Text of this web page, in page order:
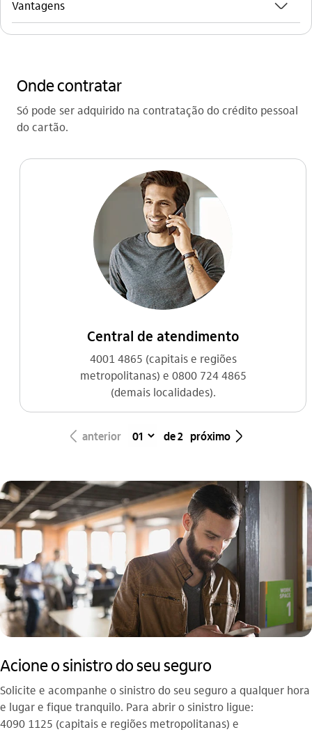
Vantagens seta_baixo
Onde contratar
Só pode ser adquirido na contratação do crédito pessoal
do cartão.
Central de atendimento
4001 4865 (capitais e regiões
metropolitanas) e 0800 724 4865
(demais localidades).
seta_esquerda anterior de 2 próximo seta_direita
Acione o sinistro do seu seguro
Solicite e acompanhe o sinistro do seu seguro a qualquer hora
e lugar e fique tranquilo. Para abrir o sinistro ligue:
4090 1125 (capitais e regiões metropolitanas) e